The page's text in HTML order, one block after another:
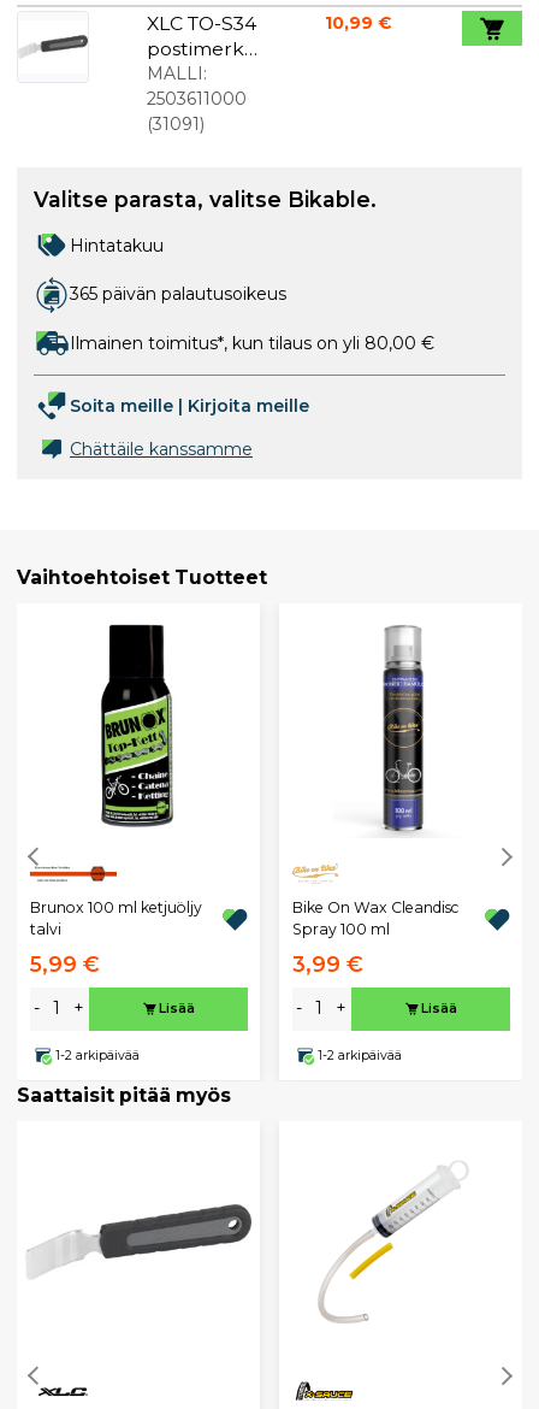
ml
XLC TO-S34
postimerkki
puristin
MALLI:
2503611000
(31091)
10,99 €
Valitse parasta, valitse Bikable.
Hintatakuu
365 päivän palautusoikeus
Ilmainen toimitus*, kun tilaus on yli 80,00 €
Soita meille | Kirjoita meille
Chättäile kanssamme
Vaihtoehtoiset Tuotteet
Brunox 100 ml ketjuöljy
talvi
5,99 €
- + Lisää
1-2 arkipäivää
Bike On Wax Cleandisc
Spray 100 ml
3,99 €
- + Lisää
1-2 arkipäivää
Saattaisit pitää myös